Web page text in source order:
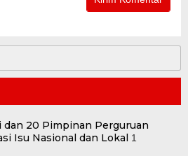
dan 20 Pimpinan Perguruan
Isu Nasional dan Lokal
1